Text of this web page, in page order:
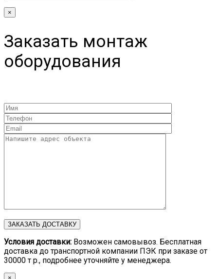
×
Заказать монтаж
оборудования
Условия доставки: Возможен самовывоз. Бесплатная
доставка до транспортной компании ПЭК при заказе от
30000 т р., подробнее уточняйте у менеджера.